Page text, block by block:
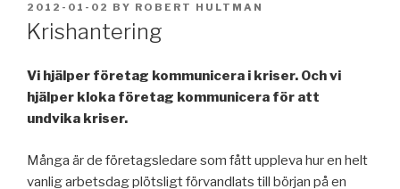
POSTED
ON
2012-01-02 BY ROBERT HULTMAN
Krishantering
Vi hjälper företag kommunicera i kriser. Och vi
hjälper kloka företag kommunicera för att
undvika kriser.
Många är de företagsledare som fått uppleva hur en helt
vanlig arbetsdag plötsligt förvandlats till början på en